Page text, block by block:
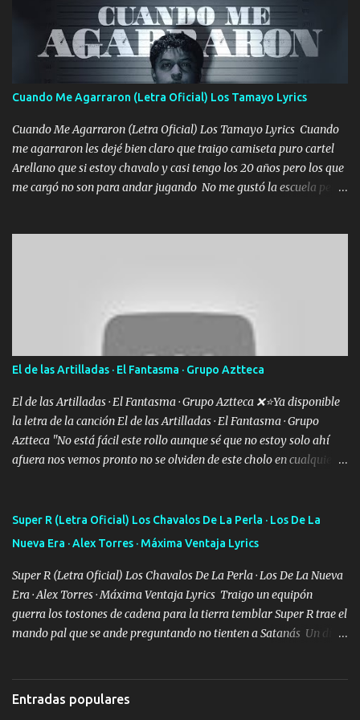
Un gallardo me prendo Para agarrar el vuelo y la mente y
tranquilizando Tomense un buen trago Y así es como empezamos
los versos que voy cantando (Music) A vido alta y bajas La carreta
se atora Pero nunca le aflojamos Ya me han pasado cosas Y
aunque ustedes no sepan Pero la vida es muy corta Hay que
echarle chingazos Y seguir trabajando porque nada es...
Cuando Me Agarraron (Letra Oficial) Los Tamayo Lyrics
Cuando Me Agarraron (Letra Oficial) Los Tamayo Lyrics Cuando
me agarraron les dejé bien claro que traigo camiseta puro cartel
Arellano que si estoy chavalo y casi tengo los 20 años pero los que
me cargó no son para andar jugando No me gustó la escuela pero
Ando en la colonia bien acelerado traigo un M2 que nunca me ha
fallado para mi compadre mandó un fuerte abrazo también al
Especial sabe que lo apreciamos En los mejores antros me verán
tomando con mujeres hermosas y botellas destapando siempre
bien cuidado bien atrabancado y a los que me conocen ya saben de
lo que hablo Entre lob...
El de las Artilladas · El Fantasma · Grupo Aztteca
El de las Artilladas · El Fantasma · Grupo Aztteca ❌⭐Ya disponible
la letra de la canción El de las Artilladas · El Fantasma · Grupo
Aztteca "No está fácil este rollo aunque sé que no estoy solo ahí
afuera nos vemos pronto no se olviden de este cholo en cualquier
equipo quedó afuera" Letra original de www.elnorteduro.com
"Bien al tiro la plebada siempre listos pa la gu'erra y a mi
como soy" "El jefe ondeado buena escuela nos dejó y firmes
compadre avestruz hay le va un saludon que sigan las artilladas
en acción" Música "No hace falta ni mi apodo porque ya saben qué
rollo se escuchaba este loco les iba a durar muy poco cuando
Super R (Letra Oficial) Los Chavalos De La Perla · Los De La
Nueva Era · Alex Torres · Máxima Ventaja Lyrics
Super R (Letra Oficial) Los Chavalos De La Perla · Los De La Nueva
Era · Alex Torres · Máxima Ventaja Lyrics Traigo un equipón
guerra los tostones de cadena para la tierra temblar Super R trae el
mando pal que se ande preguntando no tienten a Satanás Un día
si les voy a p'elear POR EL SEÑOR DE LOS GALLOS saben que la
vida damos ya se lo fui a demostrar por ahí me ven bien equipado
Entradas populares